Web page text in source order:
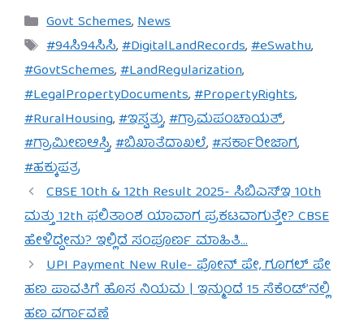
Categories
Govt Schemes,News
Tags
#94ಸಿ94ಸಿಸಿ,#DigitalLandRecords,#eSwathu,
#GovtSchemes,#LandRegularization,
#LegalPropertyDocuments,#PropertyRights,
#RuralHousing,#ಇಸ್ವತ್ತು,#ಗ್ರಾಮಪಂಚಾಯತ್,
#ಗ್ರಾಮೀಣಆಸ್ತಿ,#ಬಿಖಾತೆದಾಖಲೆ,#ಸರ್ಕಾರೀಜಾಗ,
#ಹಕ್ಕುಪತ್ರ
CBSE 10th & 12th Result 2025- ಸಿಬಿಎಸ್‌ಇ 10th
ಮತ್ತು 12th ಫಲಿತಾಂಶ ಯಾವಾಗ ಪ್ರಕಟವಾಗುತ್ತೇ? CBSE
ಹೇಳಿದ್ದೇನು? ಇಲ್ಲಿದೆ ಸಂಪೂರ್ಣ ಮಾಹಿತಿ…
UPI Payment New Rule- ಫೋನ್ ಪೇ, ಗೂಗಲ್ ಪೇ
ಹಣ ಪಾವತಿಗೆ ಹೊಸ ನಿಯಮ | ಇನ್ಮುಂದೆ 15 ಸೆಕೆಂಡ್’ನಲ್ಲಿ
ಹಣ ವರ್ಗಾವಣೆ